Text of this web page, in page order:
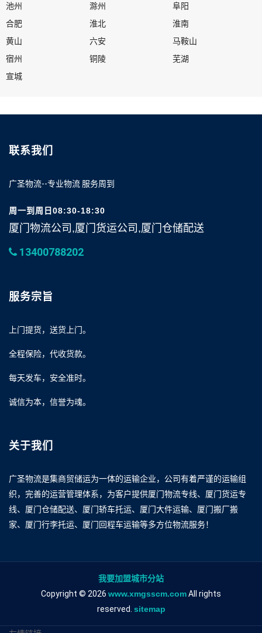
池州
滁州
阜阳
合肥
淮北
淮南
黄山
六安
马鞍山
宿州
铜陵
芜湖
宣城
联系我们
广圣物流--专业物流 服务周到
周一到周日08:30-18:30
厦门物流公司,厦门货运公司,厦门仓储配送
13400788202
服务宗旨
上门提货，送货上门。
全程保险，代收货款。
每天发车，安全准时。
诚信为本，信誉为魂。
关于我们
广圣物流是集商贸储运为一体的运输企业，公司有着严谨的运输组
织，完善的运营管理体系，为客户提供厦门物流专线、厦门货运专
线、厦门仓储配送、厦门轿车托运、厦门大件运输、厦门搬厂搬
家、厦门行李托运、厦门回程车运输等多方位物流服务！
我要加盟城市分站
Copyright © 2026 www.xmgsscm.comAll rights
reserved. sitemap